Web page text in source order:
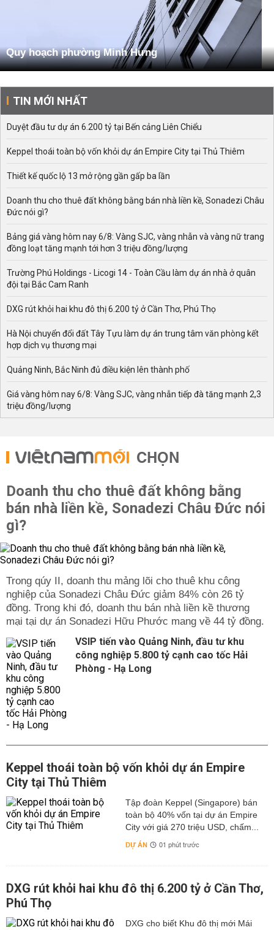
Quy hoạch phường Minh Hưng
TIN MỚI NHẤT
Duyệt đầu tư dự án 6.200 tỷ tại Bến cảng Liên Chiểu
Keppel thoái toàn bộ vốn khỏi dự án Empire City tại Thủ Thiêm
Thiết kế quốc lộ 13 mở rộng gần gấp ba lần
Doanh thu cho thuê đất không bằng bán nhà liền kề, Sonadezi Châu
Đức nói gì?
Bảng giá vàng hôm nay 6/8: Vàng SJC, vàng nhẫn và vàng nữ trang
đồng loạt tăng mạnh tới hơn 3 triệu đồng/lượng
Trường Phú Holdings - Licogi 14 - Toàn Cầu làm dự án nhà ở quân
đội tại Bắc Cam Ranh
DXG rút khỏi hai khu đô thị 6.200 tỷ ở Cần Thơ, Phú Thọ
Hà Nội chuyển đổi đất Tây Tựu làm dự án trung tâm văn phòng kết
hợp dịch vụ thương mại
Quảng Ninh, Bắc Ninh đủ điều kiện lên thành phố
Giá vàng hôm nay 6/8: Vàng SJC, vàng nhẫn tiếp đà tăng mạnh 2,3
triệu đồng/lượng
CHỌN
Doanh thu cho thuê đất không bằng
bán nhà liền kề, Sonadezi Châu Đức nói
gì?
Trong qúy II, doanh thu mảng lõi cho thuê khu công
nghiệp của Sonadezi Châu Đức giảm 84% còn 26 tỷ
đồng. Trong khi đó, doanh thu bán nhà liền kề thương
mại tại dự án Sonadezi Hữu Phước mang về 44 tỷ đồng.
VSIP tiến vào Quảng Ninh, đầu tư khu
công nghiệp 5.800 tỷ cạnh cao tốc Hải
Phòng - Hạ Long
Keppel thoái toàn bộ vốn khỏi dự án Empire
City tại Thủ Thiêm
Tập đoàn Keppel (Singapore) bán
toàn bộ 40% vốn tại dự án Empire
City với giá 270 triệu USD, chấm...
DỰ ÁN 01 phút trước
DXG rút khỏi hai khu đô thị 6.200 tỷ ở Cần Thơ,
Phú Thọ
DXG cho biết Khu đô thị mới Mái